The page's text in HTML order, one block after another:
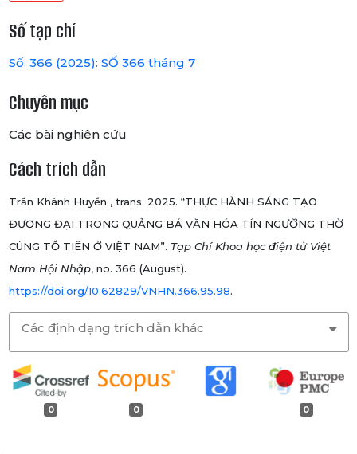
Số tạp chí
Số. 366 (2025): SỐ 366 tháng 7
Chuyên mục
Các bài nghiên cứu
Cách trích dẫn
Trần Khánh Huyền , trans. 2025. “THỰC HÀNH SÁNG TẠO
ĐƯƠNG ĐẠI TRONG QUẢNG BÁ VĂN HÓA TÍN NGƯỠNG THỜ
CÚNG TỔ TIÊN Ở VIỆT NAM”. Tạp Chí Khoa học điện tử Việt
Nam Hội Nhập, no. 366 (August).
https://doi.org/10.62829/VNHN.366.95.98.
Các định dạng trích dẫn khác
0 0 0